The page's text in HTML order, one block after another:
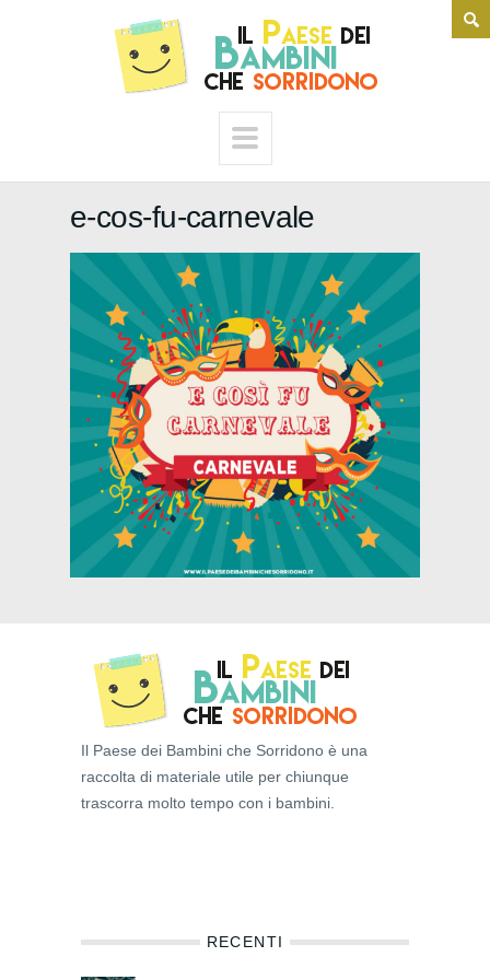
e-cos-fu-carnevale
Il Paese dei Bambini che Sorridono è una
raccolta di materiale utile per chiunque
trascorra molto tempo con i bambini.
RECENTI